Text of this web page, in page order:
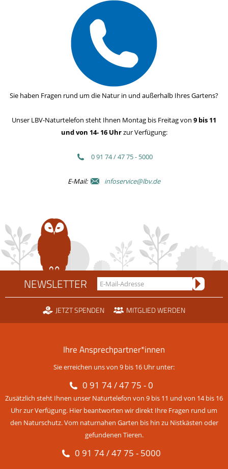
Sie haben Fragen rund um die Natur in und außerhalb Ihres Gartens?
Unser LBV-Naturtelefon steht Ihnen Montag bis Freitag von 9 bis 11
und von 14- 16 Uhrzur Verfügung:
0 91 74 / 47 75 - 5000
E-Mail: infoservice@lbv.de
NEWSLETTER
JETZT SPENDEN MITGLIED WERDEN
Ihre Ansprechpartner*innen
Sie erreichen uns von 9 bis 16 Uhr unter:
0 91 74 / 47 75 - 0
Zusätzlich steht Ihnen unser Naturtelefon von 9 bis 11 und von 14 bis 16
Uhr zur Verfügung. Hier beantworten wir direkt Ihre Fragen rund um
den Naturschutz. Vom naturnahen Garten bis hin zu Nistkästen oder
gefundenen Tieren.
0 91 74 / 47 75 - 5000